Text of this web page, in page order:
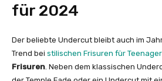
für 2024
Der beliebte Undercut bleibt auch im
Trend bei stilischen Frisuren für Teenager
Frisuren . Neben dem klassischen